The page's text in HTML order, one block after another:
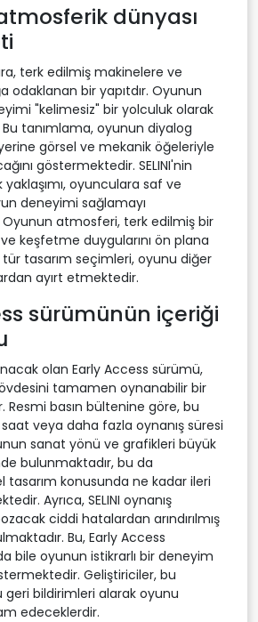
dünyası
terk edilmiş makinelere ve
odaklanan bir yapıtdır. Oyunun
"kelimesiz" bir yolculuk olarak
tanımlama, oyunun diyalog
yerine görsel ve mekanik öğeleriyle
göstermektedir. SELINI'nin
oyunculara saf ve
deneyimi sağlamayı
atmosferi, terk edilmiş bir
ve keşfetme duygularını ön plana
tür tasarım seçimleri, oyunu diğer
ayırt etmektedir.
sürümünün içeriği
olan Early Access sürümü,
tamamen oynanabilir bir
Resmi basın bültenine göre, bu
veya daha fazla oynanış süresi
sanat yönü ve grafikleri büyük
bulunmaktadır, bu da
tasarım konusunda ne kadar ileri
Ayrıca, SELINI oynanış
ciddi hatalardan arındırılmış
Bu, Early Access
bile oyunun istikrarlı bir deneyim
Geliştiriciler, bu
bildirimleri alarak oyunu
edeceklerdir.